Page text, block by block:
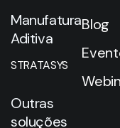
Manufatura
Aditiva
STRATASYS
Outras
soluções
Blog